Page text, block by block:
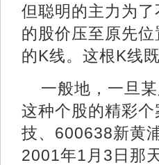
但聪明的主力为
的股价压至原先
的K线。这根K
一般地，一旦
这种个股的精彩
技、600638新黄
2001年1月3日那